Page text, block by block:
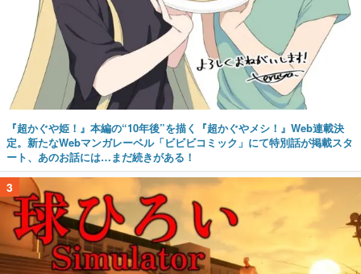
『超かぐや姫！』本編の“10年後”を描く『超かぐやメシ！』Web連載決
定。新たなWebマンガレーベル「ビビビコミック」にて特別話が掲載スタ
ート、あのお話には…まだ続きがある！
3